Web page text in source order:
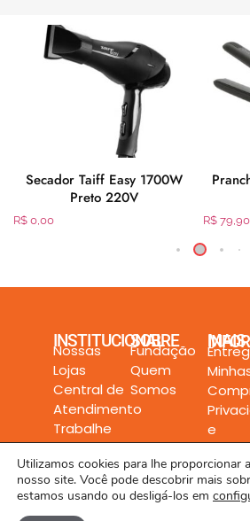
Secador Taiff Easy 1700W
Preto 220V
R$ 0,00 R$ 79,90
INSTITUCIONAL
Nossas
Lojas
Central de
Atendimento
Trabalhe
Conosco
SOBRE
Fundação
Quem
Somos
MAIS
e
Utilizamos cookies para lhe proporcionar
nosso site. Você pode descobrir mais
estamos usando ou desligá-los em